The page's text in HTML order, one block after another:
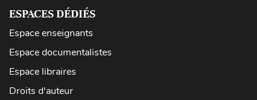
ESPACES DÉDIÉS
Espace enseignants
Espace documentalistes
Espace libraires
Droits d'auteur